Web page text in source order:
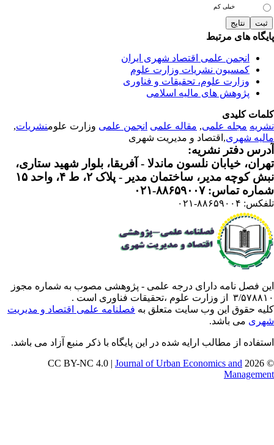
خیلی کم
های مرتبط
انجمن علمی اقتصاد شهری ایران
کمسیون نشریات وزارت علوم
وزارت علوم، تحقیقات و فناوری
پژوهش های مالیه اسلامی
کلیدی
مجله علمی, مقاله علمی انجمن علمیوزارت علومنشریات,
شهری ,اقتصاد و مدیریت شهری
دفتر نشریه:
خیابان نلسون ماندلا - آفریقا، بلوار شهید ستاری،
کوچه مدیر، ساختمان مدیر - پلاک ۲، ط ۴، واحد ۱۵
تماس: ۸۸۶۵۹۰۰۷-۰۲۱
۸۸۶۵۹۰۰۴-۰۲۱
فصل نامه دارای درجه علمی - پژوهشی مصوب به شماره مجوز
وزارت علوم ،تحقیقات فناوری است .
حقوق این وب سایت متعلق بهفصلنامه علمی اقتصاد و مدیریت
می باشد.
از مطالب ارایه شده در این پایگاه با ذکر منبع آزاد می باشد.
©
Journal of Urban Economics and